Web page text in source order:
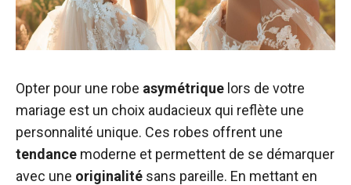
Opter pour une robe asymétrique lors de votre
mariage est un choix audacieux qui reflète une
personnalité unique. Ces robes offrent une
tendance moderne et permettent de se démarquer
avec une originalité sans pareille. En mettant en